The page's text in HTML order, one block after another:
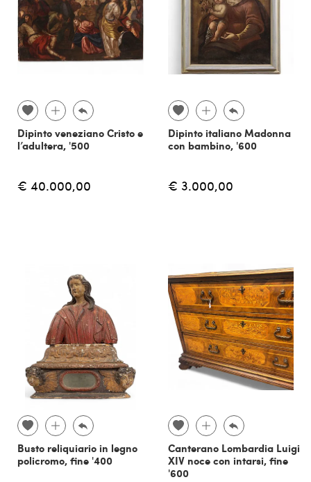
Dipinto veneziano Cristo e
l’adultera, '500
€ 40.000,00
Dipinto italiano Madonna
con bambino, '600
€ 3.000,00
Busto reliquiario in legno
policromo, fine '400
Canterano Lombardia Luigi
XIV noce con intarsi, fine
'600